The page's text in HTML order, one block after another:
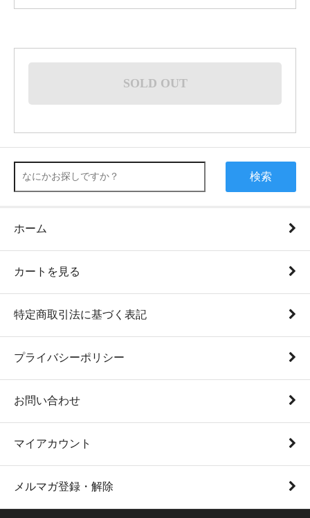
SOLD OUT
検索
ホーム
カートを見る
特定商取引法に基づく表記
プライバシーポリシー
お問い合わせ
マイアカウント
メルマガ登録・解除